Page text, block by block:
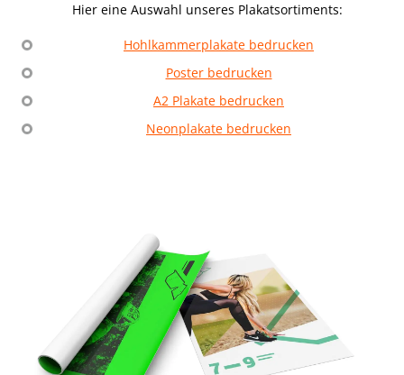
Hier eine Auswahl unseres Plakatsortiments:
Hohlkammerplakate bedrucken
Poster bedrucken
A2 Plakate bedrucken
Neonplakate bedrucken